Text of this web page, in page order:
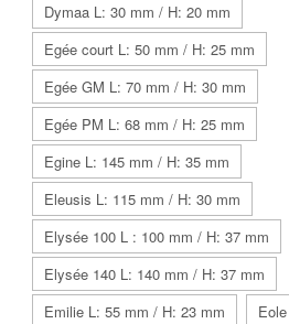
Dymaa L: 30 mm / H: 20 mm
Egée court L: 50 mm / H: 25 mm
Egée GM L: 70 mm / H: 30 mm
Egée PM L: 68 mm / H: 25 mm
Egine L: 145 mm / H: 35 mm
Eleusis L: 115 mm / H: 30 mm
Elysée 100 L : 100 mm / H: 37 mm
Elysée 140 L: 140 mm / H: 37 mm
Emilie L: 55 mm / H: 23 mm